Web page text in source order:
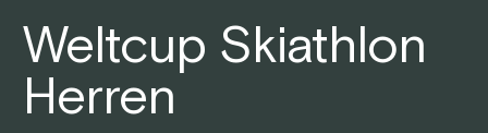
Weltcup Skiathlon
Herren